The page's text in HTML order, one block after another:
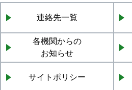
連絡先一覧
各機関からの
お知らせ
サイトポリシー